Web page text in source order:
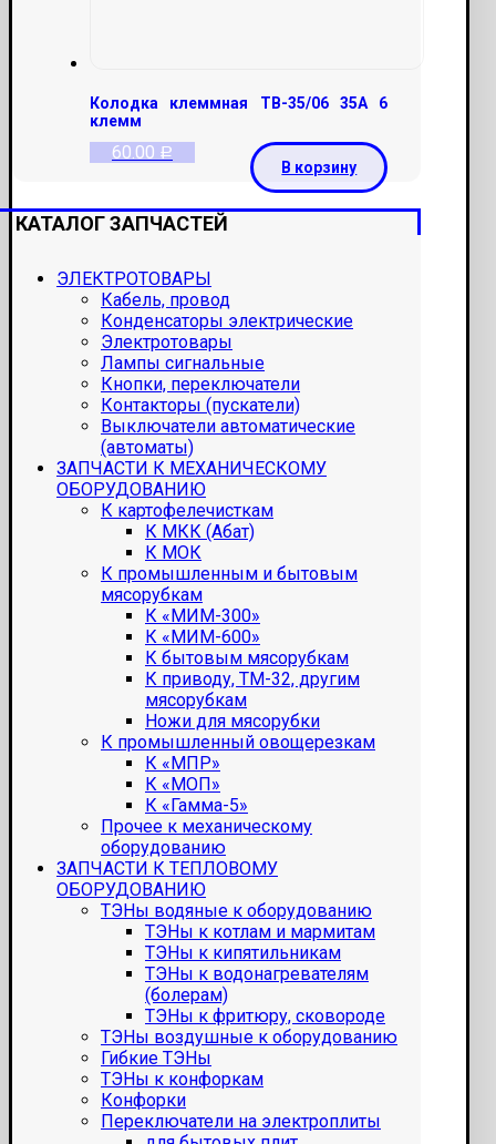
Колодка клеммная ТВ-35/06 35А 6
клемм
60.00 Р
В корзину
КАТАЛОГ ЗАПЧАСТЕЙ
ЭЛЕКТРОТОВАРЫ
Кабель, провод
Конденсаторы электрические
Электротовары
Лампы сигнальные
Кнопки, переключатели
Контакторы (пускатели)
Выключатели автоматические
(автоматы)
ЗАПЧАСТИ К МЕХАНИЧЕСКОМУ
ОБОРУДОВАНИЮ
К картофелечисткам
К МКК (Абат)
К МОК
К промышленным и бытовым
мясорубкам
К «МИМ-300»
К «МИМ-600»
К бытовым мясорубкам
К приводу, ТМ-32, другим
мясорубкам
Ножи для мясорубки
К промышленный овощерезкам
К «МПР»
К «МОП»
К «Гамма-5»
Прочее к механическому
оборудованию
ЗАПЧАСТИ К ТЕПЛОВОМУ
ОБОРУДОВАНИЮ
ТЭНы водяные к оборудованию
ТЭНы к котлам и мармитам
ТЭНы к кипятильникам
ТЭНы к водонагревателям
(болерам)
ТЭНы к фритюру, сковороде
ТЭНы воздушные к оборудованию
Гибкие ТЭНы
ТЭНы к конфоркам
Конфорки
Переключатели на электроплиты